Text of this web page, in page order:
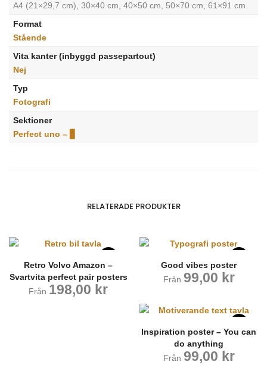
A4 (21×29,7 cm), 30×40 cm, 40×50 cm, 50×70 cm, 61×91 cm
Format
Stående
Vita kanter (inbyggd passepartout)
Nej
Typ
Fotografi
Sektioner
Perfect uno – ▊
RELATERADE PRODUKTER
Retro Volvo Amazon –
Svartvita perfect pair posters
Från 198,00 kr
Good vibes poster
Från 99,00 kr
Inspiration poster – You can
do anything
Från 99,00 kr